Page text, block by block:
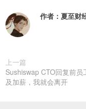
作者： 夏至财
上一篇
Sushiswap CTO回复前
及加薪，我就会离开